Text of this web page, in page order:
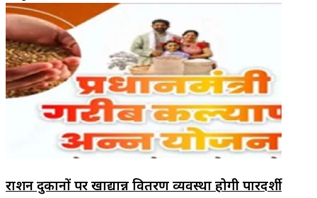
राशन दुकानों पर खाद्यान्न वितरण व्यवस्था होगी पारदर्शी